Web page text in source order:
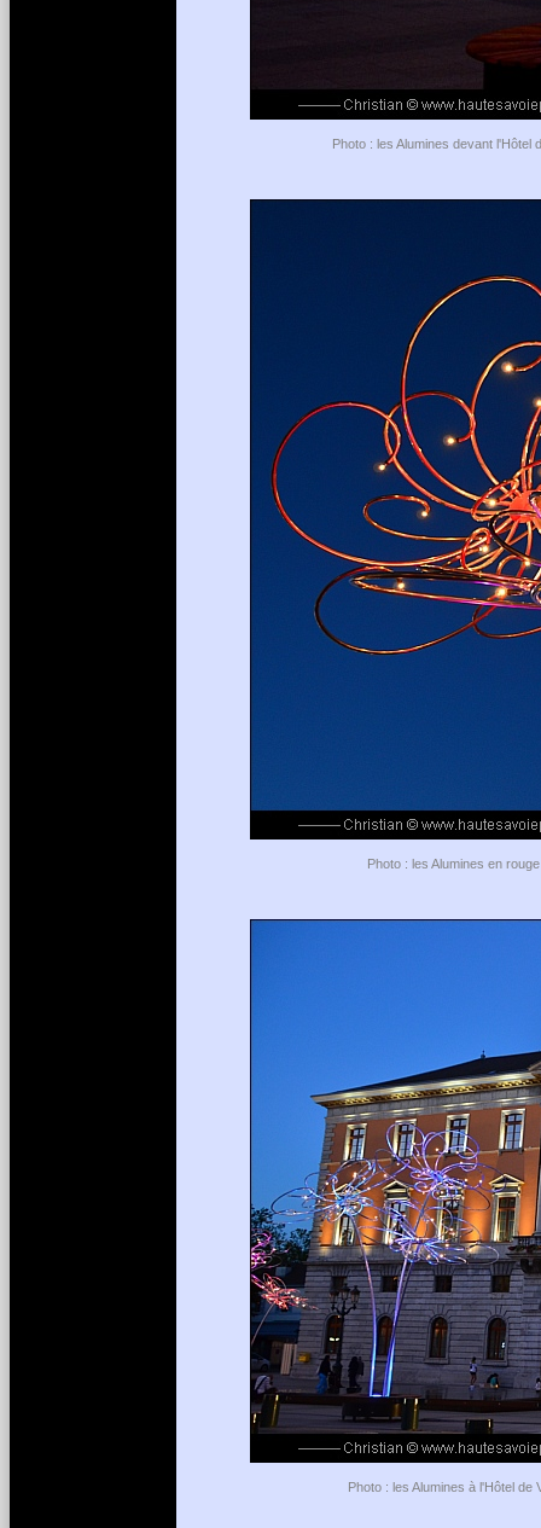
Photo : les Alumines devant
Photo : les Alumines en
Photo : les Alumines à l'Hôtel